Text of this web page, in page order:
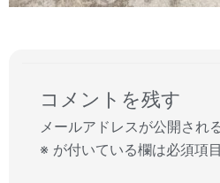
コメントを残す
メールアドレスが公開され
※ が付いている欄は必須項